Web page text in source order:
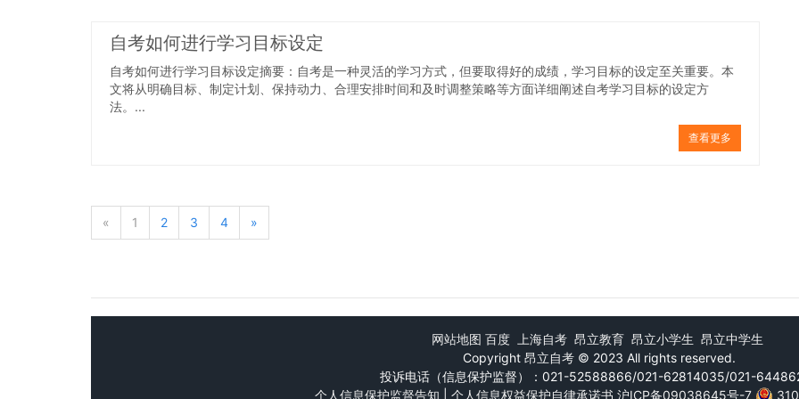
自考如何进行学习目标设定
自考如何进行学习目标设定摘要：自考是一种灵活的学习方式，但要取得好的成绩，学习目标的设定至关重要。本
文将从明确目标、制定计划、保持动力、合理安排时间和及时调整策略等方面详细阐述自考学习目标的设定方
法。...
查看更多
« 1 2 3 4 »
网站地图 百度 上海自考 昂立教育 昂立小学生 昂立中学生
Copyright 昂立自考 © 2023 All rights reserved.
投诉电话（信息保护监督）：021-52588866/021-62814035/021-
个人信息保护监督告知
个人信息权益保护自律承诺书 沪ICP备09038645号-7